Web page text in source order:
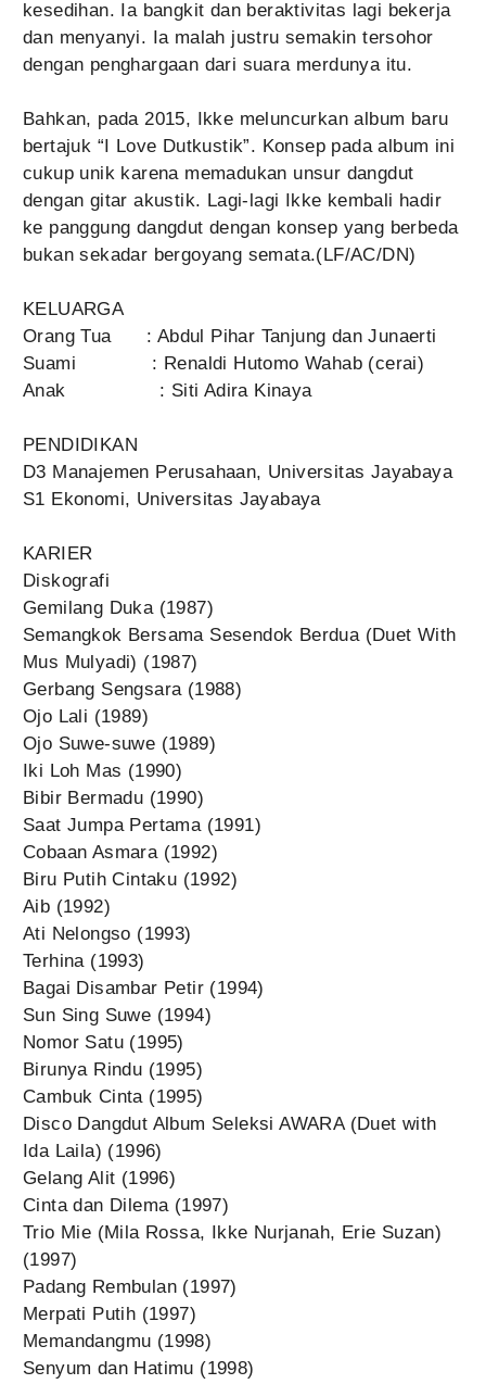
kesedihan. Ia bangkit dan beraktivitas lagi bekerja
dan menyanyi. Ia malah justru semakin tersohor
dengan penghargaan dari suara merdunya itu.
Bahkan, pada 2015, Ikke meluncurkan album baru
bertajuk “I Love Dutkustik”. Konsep pada album ini
cukup unik karena memadukan unsur dangdut
dengan gitar akustik. Lagi-lagi Ikke kembali hadir
ke panggung dangdut dengan konsep yang berbeda
bukan sekadar bergoyang semata.(LF/AC/DN)
KELUARGA
Orang Tua : Abdul Pihar Tanjung dan Junaerti
Suami : Renaldi Hutomo Wahab (cerai)
Anak : Siti Adira Kinaya
PENDIDIKAN
D3 Manajemen Perusahaan, Universitas Jayabaya
S1 Ekonomi, Universitas Jayabaya
KARIER
Diskografi
Gemilang Duka (1987)
Semangkok Bersama Sesendok Berdua (Duet With
Mus Mulyadi) (1987)
Gerbang Sengsara (1988)
Ojo Lali (1989)
Ojo Suwe-suwe (1989)
Iki Loh Mas (1990)
Bibir Bermadu (1990)
Saat Jumpa Pertama (1991)
Cobaan Asmara (1992)
Biru Putih Cintaku (1992)
Aib (1992)
Ati Nelongso (1993)
Terhina (1993)
Bagai Disambar Petir (1994)
Sun Sing Suwe (1994)
Nomor Satu (1995)
Birunya Rindu (1995)
Cambuk Cinta (1995)
Disco Dangdut Album Seleksi AWARA (Duet with
Ida Laila) (1996)
Gelang Alit (1996)
Cinta dan Dilema (1997)
Trio Mie (Mila Rossa, Ikke Nurjanah, Erie Suzan)
(1997)
Padang Rembulan (1997)
Merpati Putih (1997)
Memandangmu (1998)
Senyum dan Hatimu (1998)